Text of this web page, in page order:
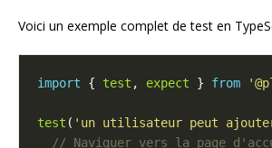
Voici un exemple complet de test en
import { test , expect } from
test ( 'un utilisateur peut